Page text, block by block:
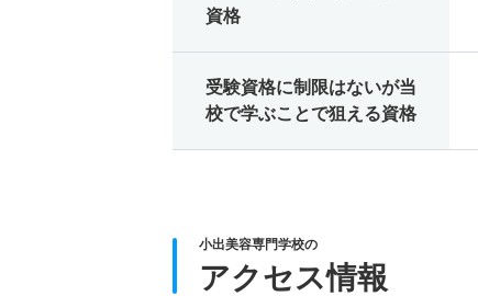
資格
受験資格に制限はないが当
校で学ぶことで狙える資格
小出美容専門学校の
アクセス情報